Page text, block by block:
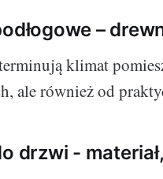
–
klimat
ale również od
drzwi -